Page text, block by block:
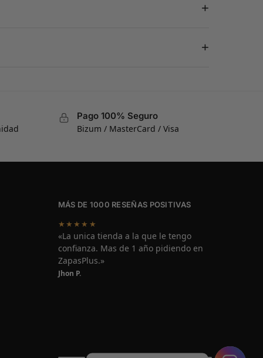
+
+
Pago 100% Seguro
Bizum / MasterCard / Visa
MÁS DE 1000 RESEÑAS POSITIVAS
★★★★★
«La unica tienda a la que le tengo
confianza. Mas de 1 año pidiendo en
ZapasPlus.»
Jhon P.